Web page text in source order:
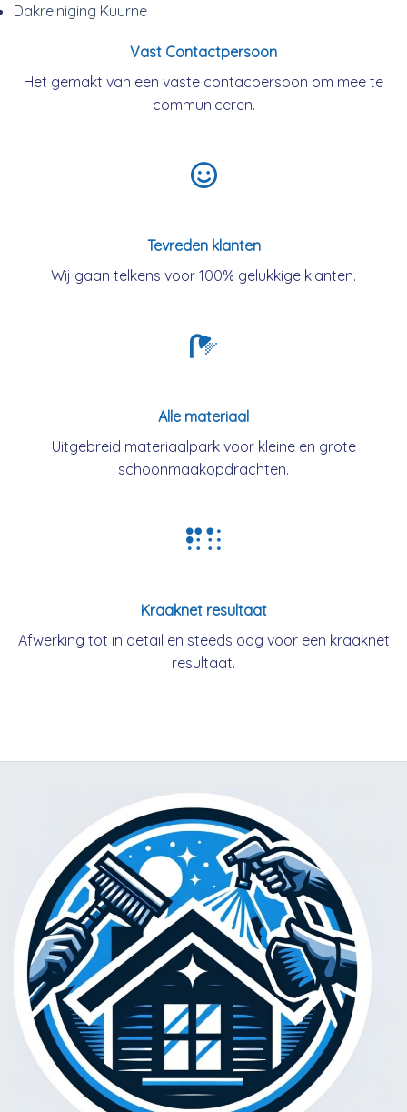
Dakreiniging Kuurne
Vast Contactpersoon
Het gemakt van een vaste contacpersoon om mee te
communiceren.
Tevreden klanten
Wij gaan telkens voor 100% gelukkige klanten.
Alle materiaal
Uitgebreid materiaalpark voor kleine en grote
schoonmaakopdrachten.
Kraaknet resultaat
Afwerking tot in detail en steeds oog voor een kraaknet
resultaat.